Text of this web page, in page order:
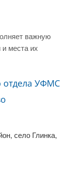
важную
места их
отдела УФМС
село Глинка,